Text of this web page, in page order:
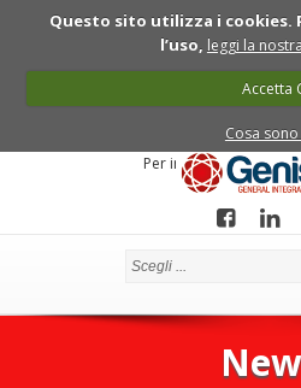
Questo sito utilizza i cookies.
l’uso, leggi la
Accetta
Cosa
Per informazioni
0422